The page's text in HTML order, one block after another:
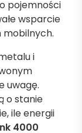
pojemności
wsparcie
mobilnych.
i
uwagę.
o stanie
ile energii
4000